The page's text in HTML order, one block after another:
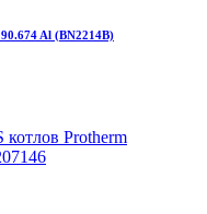
Al (BN2214B)